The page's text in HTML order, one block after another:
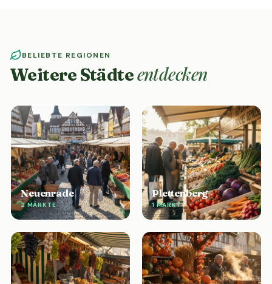
BELIEBTE REGIONEN
Weitere Städteentdecken
Neuenrade
2 MÄRKTE
Plettenberg
1 MARKT